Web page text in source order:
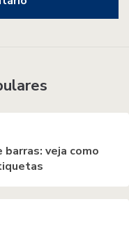
veja como